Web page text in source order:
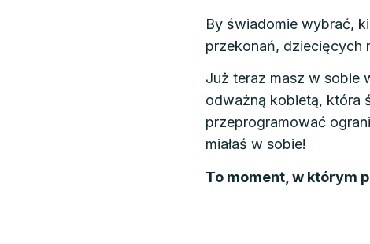
By świadomie wybrać,
przekonań, dziecięcych
Już teraz masz w sobie
odważną kobietą, która
przeprogramować
miałaś w sobie!
To moment, w którym